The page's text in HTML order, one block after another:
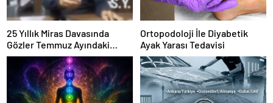
25 Yıllık Miras Davasında
Gözler Temmuz Ayındaki
Karar Duruşmasına Çevrildi
Ortopodoloji İle Diyabetik
Ayak Yarası Tedavisi